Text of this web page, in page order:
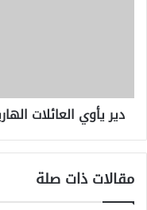
لبنان
دير يأوي العائلات
مقالات ذات صلة